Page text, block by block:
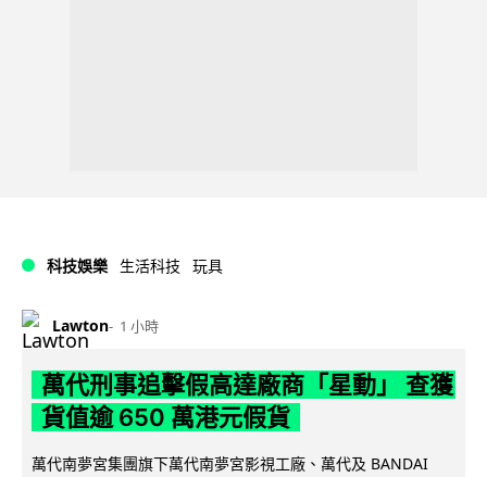
科技娛樂 生活科技 玩具
Lawton 1 小時
萬代刑事追擊假高達廠商「星動」 查獲
貨值逾 650 萬港元假貨
萬代南夢宮集團旗下萬代南夢宮影視工廠、萬代及 BANDAI